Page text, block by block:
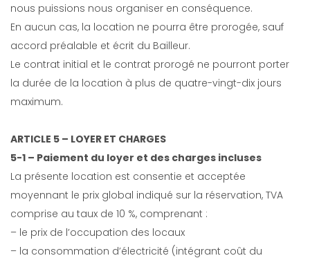
nous puissions nous organiser en conséquence.
En aucun cas, la location ne pourra être prorogée, sauf
accord préalable et écrit du Bailleur.
Le contrat initial et le contrat prorogé ne pourront porter
la durée de la location à plus de quatre-vingt-dix jours
maximum.
ARTICLE 5 – LOYER ET CHARGES
5-1 – Paiement du loyer et des charges incluses
La présente location est consentie et acceptée
moyennant le prix global indiqué sur la réservation, TVA
comprise au taux de 10 %, comprenant :
– le prix de l’occupation des locaux
– la consommation d’électricité (intégrant coût du